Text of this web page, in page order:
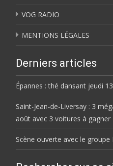
VOG RADIO
MENTIONS LÉGALES
Derniers articles
Épannes : thé dansant jeudi
Saint-Jean-de-Liversay : 3
août avec 3 voitures à gagner
Scène ouverte avec le groupe